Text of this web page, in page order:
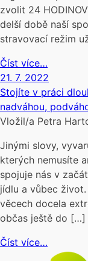
zvolit 24
delší době naší
stravovací režim
Číst více…
21. 7. 2022
Stojíte v práci
nadváhou,
Vložil/a Petra
Jinými slovy,
kterých nemusíte
spojuje nás v
jídlu a vůbec
věcech docela
občas ještě do […]
Číst více…